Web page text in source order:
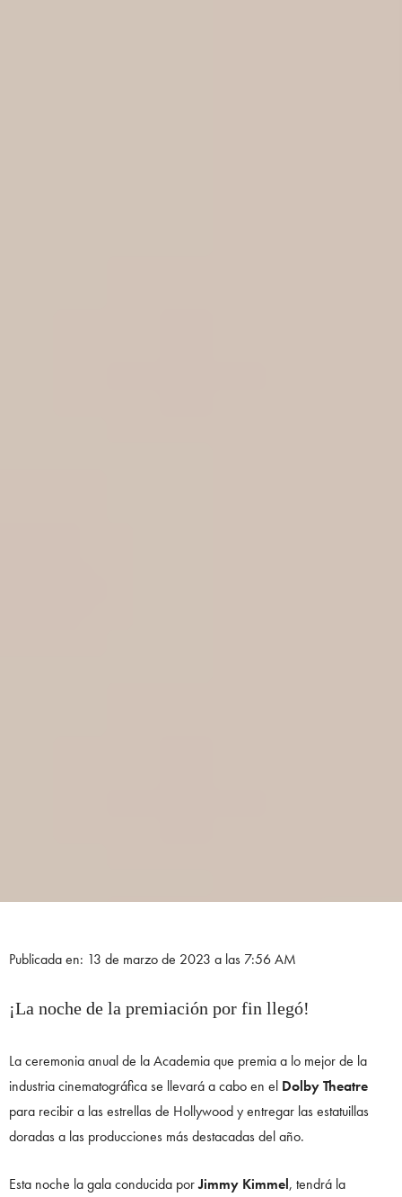
Publicada en: 13 de marzo de 2023 a las 7:56 AM
¡La noche de la premiación por fin llegó!
La ceremonia anual de la Academia que premia a lo mejor de la
industria cinematográfica se llevará a cabo en el Dolby Theatre
para recibir a las estrellas de Hollywood y entregar las estatuillas
doradas a las producciones más destacadas del año.
Esta noche la gala conducida porJimmy Kimmel, tendrá la